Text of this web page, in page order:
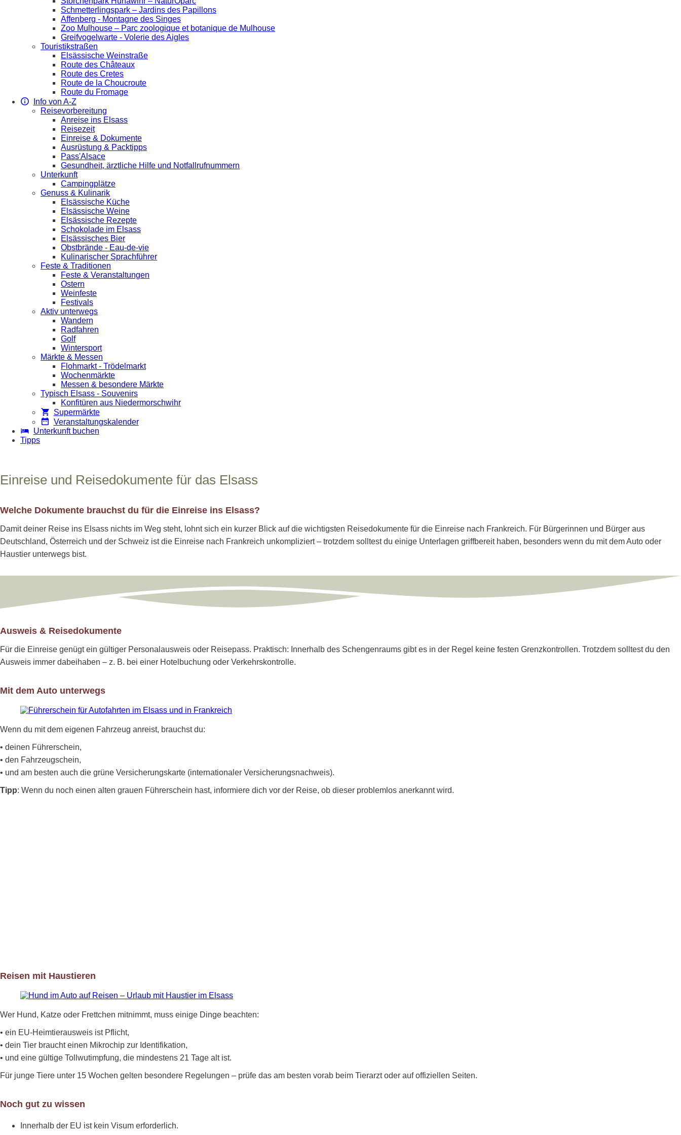
Schmetterlingspark – Jardins des Papillons
Affenberg - Montagne des Singes
Zoo Mulhouse – Parc zoologique et botanique de Mulhouse
Greifvogelwarte - Volerie des Aigles
Touristikstraßen
Elsässische Weinstraße
Route des Châteaux
Route des Cretes
Route de la Choucroute
Route du Fromage
Info von A-Z
Reisevorbereitung
Anreise ins Elsass
Reisezeit
Einreise & Dokumente
Ausrüstung & Packtipps
Pass'Alsace
Gesundheit, ärztliche Hilfe und Notfallrufnummern
Unterkunft
Campingplätze
Genuss & Kulinarik
Elsässische Küche
Elsässische Weine
Elsässische Rezepte
Schokolade im Elsass
Elsässisches Bier
Obstbrände - Eau-de-vie
Kulinarischer Sprachführer
Feste & Traditionen
Feste & Veranstaltungen
Ostern
Weinfeste
Festivals
Aktiv unterwegs
Wandern
Radfahren
Golf
Wintersport
Märkte & Messen
Flohmarkt - Trödelmarkt
Wochenmärkte
Messen & besondere Märkte
Typisch Elsass - Souvenirs
Konfitüren aus Niedermorschwihr
Supermärkte
Veranstaltungskalender
Unterkunft buchen
Tipps
Einreise und Reisedokumente für das Elsass
Welche Dokumente brauchst du für die Einreise ins Elsass?
Damit deiner Reise ins Elsass nichts im Weg steht, lohnt sich ein kurzer Blick auf die wichtigsten Reisedokumente für die Einreise nach Frankreich. Für Bürgerinnen und Bürger aus
Deutschland, Österreich und der Schweiz ist die Einreise nach Frankreich unkompliziert – trotzdem solltest du einige Unterlagen griffbereit haben, besonders wenn du mit dem Auto oder
Haustier unterwegs bist.
Ausweis & Reisedokumente
Für die Einreise genügt ein gültiger Personalausweis oder Reisepass. Praktisch: Innerhalb des Schengenraums gibt es in der Regel keine festen Grenzkontrollen. Trotzdem solltest du den
Ausweis immer dabeihaben – z. B. bei einer Hotelbuchung oder Verkehrskontrolle.
Mit dem Auto unterwegs
Wenn du mit dem eigenen Fahrzeug anreist, brauchst du:
• deinen Führerschein,
• den Fahrzeugschein,
• und am besten auch die grüne Versicherungskarte (internationaler Versicherungsnachweis).
Tipp: Wenn du noch einen alten grauen Führerschein hast, informiere dich vor der Reise, ob dieser problemlos anerkannt wird.
Reisen mit Haustieren
Wer Hund, Katze oder Frettchen mitnimmt, muss einige Dinge beachten:
• ein EU-Heimtierausweis ist Pflicht,
• dein Tier braucht einen Mikrochip zur Identifikation,
• und eine gültige Tollwutimpfung, die mindestens 21 Tage alt ist.
Für junge Tiere unter 15 Wochen gelten besondere Regelungen – prüfe das am besten vorab beim Tierarzt oder auf offiziellen Seiten.
Noch gut zu wissen
Innerhalb der EU ist kein Visum erforderlich.